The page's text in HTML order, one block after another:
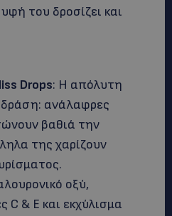
του δροσίζει και
Drops: Η απόλυτη
ανάλαφρες
βαθιά την
της χαρίζουν
οξύ,
C & E και εκχύλισμα